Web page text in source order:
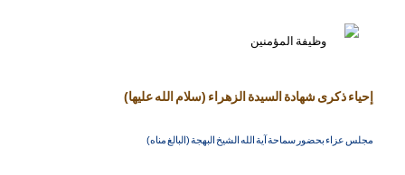
إحياء ذكرى شهادة السيدة الزهراء (سلام الله عليها)
مجلس عزاء بحضور سماحة آية الله الشيخ البهجة (البالغ مناه)